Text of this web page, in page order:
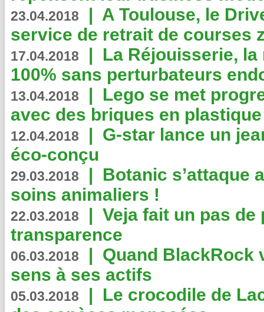
23.04.2018 | A Toulouse, le
service de retrait de courses
17.04.2018 | La Réjouisserie,
100% sans perturbateurs
13.04.2018 | Lego se met
avec des briques en
12.04.2018 | G-star lance un
éco-conçu
29.03.2018 | Botanic s’attaque
soins animaliers !
22.03.2018 | Veja fait un pas de
transparence
06.03.2018 | Quand BlackRock
sens à ses actifs
05.03.2018 | Le crocodile de